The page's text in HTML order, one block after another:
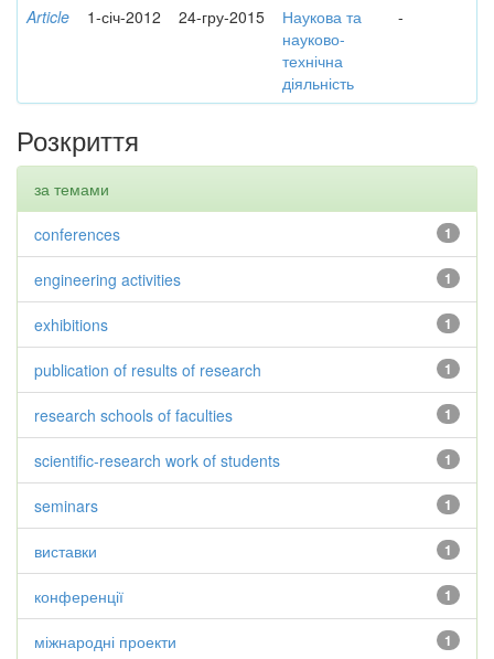
Article 1-січ-2012 24-гру-2015
Наукова та
науково-
технічна
діяльність
-
Розкриття
за темами
1
conferences
1
engineering activities
1
exhibitions
1
publication of results of research
1
research schools of faculties
1
scientific-research work of students
1
seminars
1
виставки
1
конференції
1
міжнародні проекти